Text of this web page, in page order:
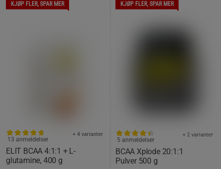
KJØP FLER, SPAR MER
ELIT BCAA 4:1:1 + L-
glutamine, 400 g
+ 4 varianter
13 anmeldelser
KJØP FLER, SPAR MER
BCAA Xplode 20:1:1
Pulver 500 g
+ 2 varianter
5 anmeldelser